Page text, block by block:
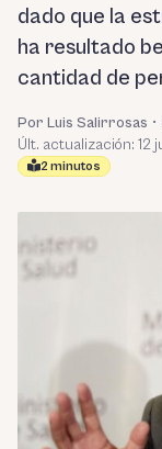
dado que la
ha resultado
cantidad de
Por Luis Salirrosas •
Últ. actualización: 12
2 minutos